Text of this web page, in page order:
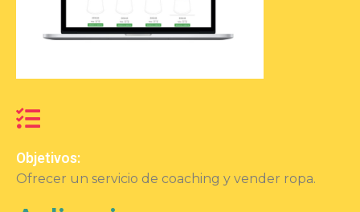
Objetivos:
Ofrecer un servicio de coaching y vender ropa.